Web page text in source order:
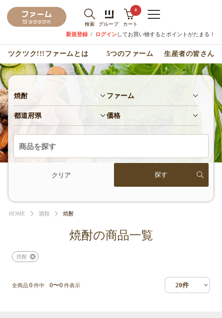
検索 グループ
0
カート
新規登録 / ログインしてお買い物するとポイントがたまる！
ツクツク!!!ファームとは 5つのファーム 生産者の皆さん
焼酎 ファーム
都道府県 価格
クリア
HOME 酒類 焼酎
焼酎の商品一覧
焼酎
全商品0 件中 0〜0 件表示 20件